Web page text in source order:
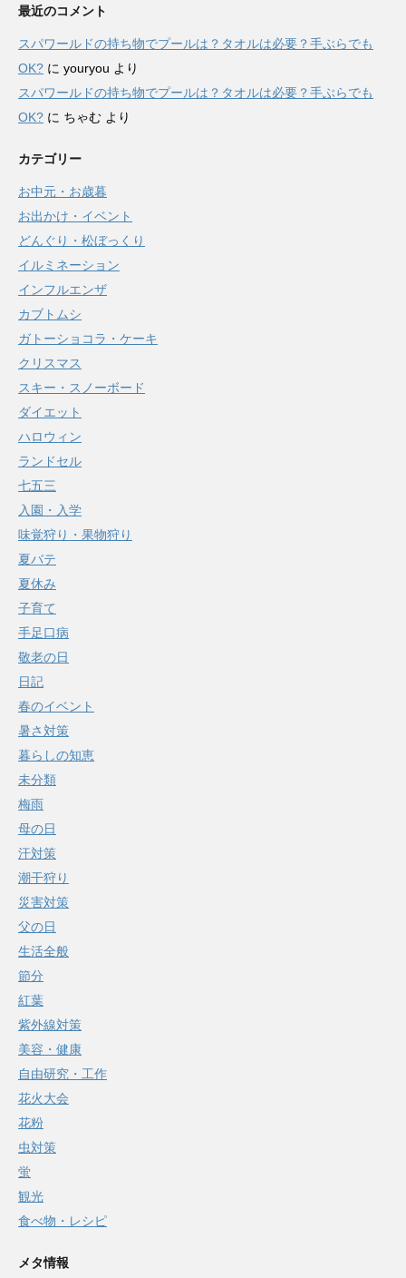
最近のコメント
スパワールドの持ち物でプールは？タオルは必要？手ぶらでも
OK? に youryou より
スパワールドの持ち物でプールは？タオルは必要？手ぶらでも
OK? に ちゃむ より
カテゴリー
お中元・お歳暮
お出かけ・イベント
どんぐり・松ぼっくり
イルミネーション
インフルエンザ
カブトムシ
ガトーショコラ・ケーキ
クリスマス
スキー・スノーボード
ダイエット
ハロウィン
ランドセル
七五三
入園・入学
味覚狩り・果物狩り
夏バテ
夏休み
子育て
手足口病
敬老の日
日記
春のイベント
暑さ対策
暮らしの知恵
未分類
梅雨
母の日
汗対策
潮干狩り
災害対策
父の日
生活全般
節分
紅葉
紫外線対策
美容・健康
自由研究・工作
花火大会
花粉
虫対策
蛍
観光
食べ物・レシピ
メタ情報